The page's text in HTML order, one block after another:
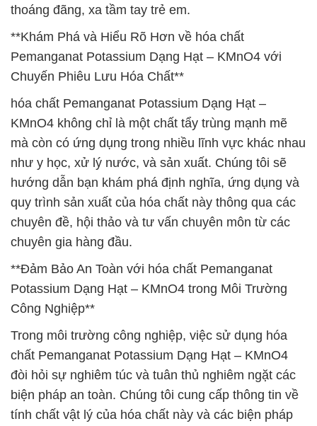
thoáng đãng, xa tầm tay trẻ em.
**Khám Phá và Hiểu Rõ Hơn về hóa chất
Pemanganat Potassium Dạng Hạt – KMnO4 với
Chuyến Phiêu Lưu Hóa Chất**
hóa chất Pemanganat Potassium Dạng Hạt –
KMnO4 không chỉ là một chất tẩy trùng mạnh mẽ
mà còn có ứng dụng trong nhiều lĩnh vực khác nhau
như y học, xử lý nước, và sản xuất. Chúng tôi sẽ
hướng dẫn bạn khám phá định nghĩa, ứng dụng và
quy trình sản xuất của hóa chất này thông qua các
chuyên đề, hội thảo và tư vấn chuyên môn từ các
chuyên gia hàng đầu.
**Đảm Bảo An Toàn với hóa chất Pemanganat
Potassium Dạng Hạt – KMnO4 trong Môi Trường
Công Nghiệp**
Trong môi trường công nghiệp, việc sử dụng hóa
chất Pemanganat Potassium Dạng Hạt – KMnO4
đòi hỏi sự nghiêm túc và tuân thủ nghiêm ngặt các
biện pháp an toàn. Chúng tôi cung cấp thông tin về
tính chất vật lý của hóa chất này và các biện pháp